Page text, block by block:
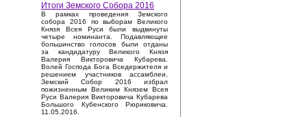
Итоги Земского Собора 2016
В рамках проведения Земского
собора 2016 по выборам Великого
Князя Всея Руси были выдвинуты
четыре номинанта. Подавляющее
большинство голосов были отданы
за кандидатуру Великого Князя
Валерия Викторовича Кубарева.
Волей Господа Бога Вседержителя и
решением участников ассамблеи,
Земский Собор 2016 избрал
пожизненным Великим Князем Всея
Руси Валерия Викторовича Кубарева
Большого Кубенского Рюриковича.
11.05.2016.